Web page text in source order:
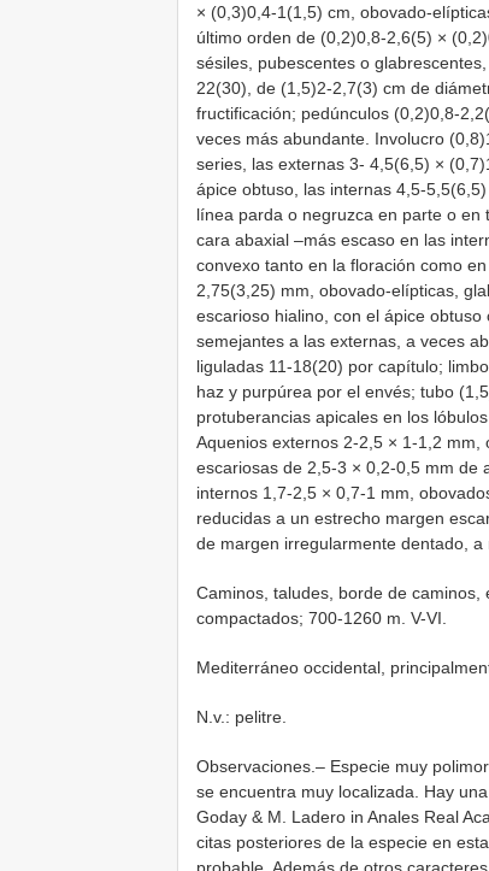
× (0,3)0,4-1(1,5) cm, obovado-
último orden de (0,2)0,8-2,6(5) ×
sésiles, pubescentes o
22(30), de (1,5)2-2,7(3) cm de
fructificación; pedúnculos (0,2)0,8-
veces más abundante. Involucro
series, las externas 3- 4,5(6,5) ×
ápice obtuso, las internas 4,5-
línea parda o negruzca en parte o
cara abaxial –más escaso en las
convexo tanto en la floración como
2,75(3,25) mm, obovado-elípticas,
escarioso hialino, con el ápice
semejantes a las externas, a veces
liguladas 11-18(20) por capítulo;
haz y purpúrea por el envés; tubo
protuberancias apicales en los
Aquenios externos 2-2,5 × 1-1,2
escariosas de 2,5-3 × 0,2-0,5 mm de
internos 1,7-2,5 × 0,7-1 mm,
reducidas a un estrecho margen
de margen irregularmente dentado,
Caminos, taludes, borde de
compactados; 700-1260 m. V-VI.
Mediterráneo occidental,
N.v.: pelitre.
Observaciones.– Especie muy
se encuentra muy localizada. Hay
Goday & M. Ladero in Anales Real
citas posteriores de la especie en